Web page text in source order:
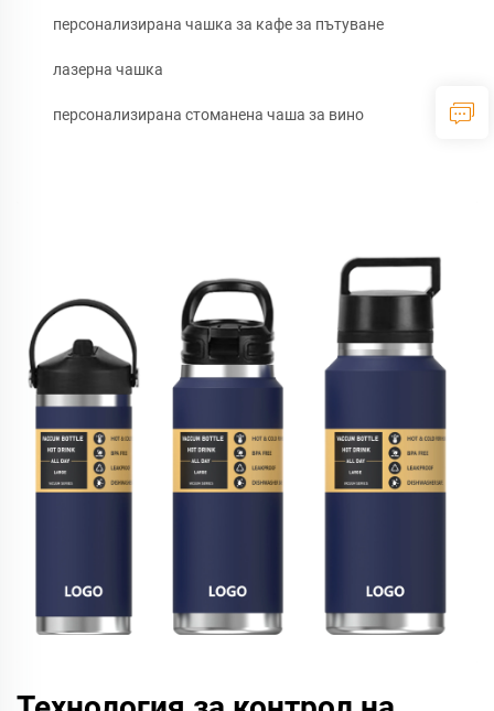
персонализирана чашка за кафе за пътуване
лазерна чашка
персонализирана стоманена чаша за вино